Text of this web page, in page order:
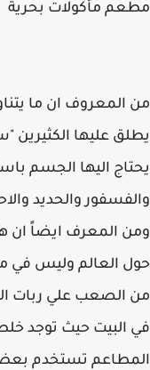
مطعم مأكولات بحرية
من المعروف ان ما
يطلق عليها الكثيرين
يحتاج اليها الجسم
والفسفور والحديد
ومن المعرف ايضاً ان
حول العالم وليس في
من الصعب علي ربات
في البيت حيث توجد
المطاعم تستخدم بعض